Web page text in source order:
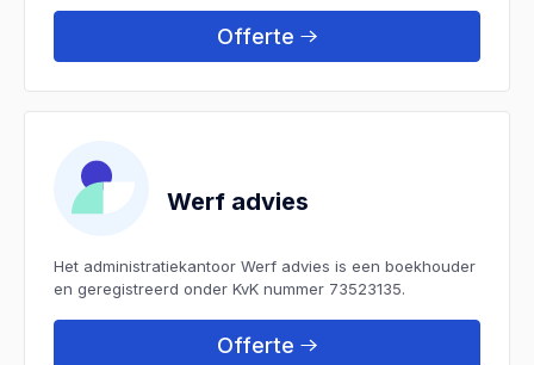
Offerte
Werf advies
Het administratiekantoor Werf advies is een boekhouder
en geregistreerd onder KvK nummer 73523135.
Offerte